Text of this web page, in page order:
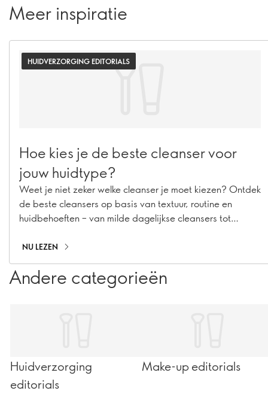
Meer inspiratie
HUIDVERZORGING EDITORIALS
Hoe kies je de beste cleanser voor
jouw huidtype?
Weet je niet zeker welke cleanser je moet kiezen? Ontdek
de beste cleansers op basis van textuur, routine en
huidbehoeften – van milde dagelijkse cleansers tot
NU LEZEN
Andere categorieën
Huidverzorging
editorials
Make-up editorials